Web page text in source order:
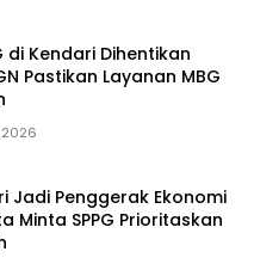
di Kendari Dihentikan
Pastikan Layanan MBG
Jadi Penggerak Ekonomi
Minta SPPG Prioritaskan